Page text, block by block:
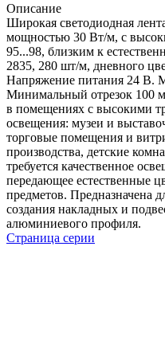
Описание
Широкая светодиодная
мощностью 30 Вт/м, с
95...98, близким к
2835, 280 шт/м, дневного
Напряжение питания 24 В.
Минимальный отрезок 100
в помещениях с высокими
освещения: музеи и
торговые помещения и
производства, детские
требуется качественное
передающее естественные
предметов. Предназначена
создания накладных и
алюминиевого профиля.
Страница серии